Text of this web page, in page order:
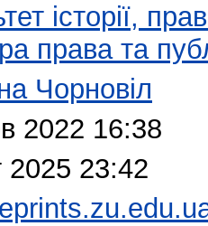
історії,
права та
Чорновіл
2022 16:38
23:42